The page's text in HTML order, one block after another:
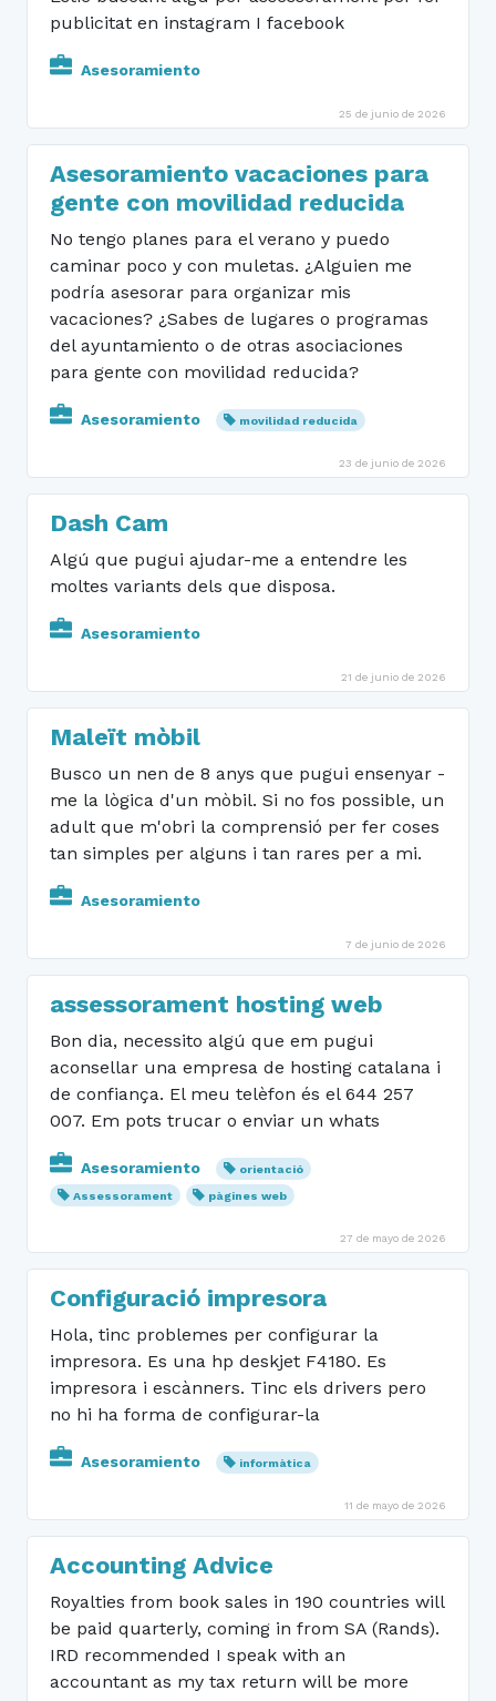
publicitat en instagram I facebook
Asesoramiento
25 de junio de 2026
Asesoramiento vacaciones para
gente con movilidad reducida
No tengo planes para el verano y puedo
caminar poco y con muletas. ¿Alguien me
podría asesorar para organizar mis
vacaciones? ¿Sabes de lugares o programas
del ayuntamiento o de otras asociaciones
para gente con movilidad reducida?
Asesoramiento movilidad reducida
23 de junio de 2026
Dash Cam
Algú que pugui ajudar-me a entendre les
moltes variants dels que disposa.
Asesoramiento
21 de junio de 2026
Maleït mòbil
Busco un nen de 8 anys que pugui ensenyar -
me la lògica d'un mòbil. Si no fos possible, un
adult que m'obri la comprensió per fer coses
tan simples per alguns i tan rares per a mi.
Asesoramiento
7 de junio de 2026
assessorament hosting web
Bon dia, necessito algú que em pugui
aconsellar una empresa de hosting catalana i
de confiança. El meu telèfon és el 644 257
007. Em pots trucar o enviar un whats
Asesoramiento
orientació
Assessorament
pàgines web
27 de mayo de 2026
Configuració impresora
Hola, tinc problemes per configurar la
impresora. Es una hp deskjet F4180. Es
impresora i escànners. Tinc els drivers pero
no hi ha forma de configurar-la
Asesoramiento informàtica
11 de mayo de 2026
Accounting Advice
Royalties from book sales in 190 countries will
be paid quarterly, coming in from SA (Rands).
IRD recommended I speak with an
accountant as my tax return will be more